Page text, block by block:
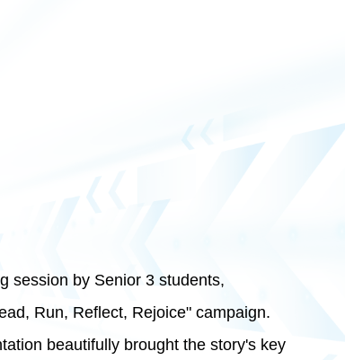
session by Senior 3 students,
Run, Reflect, Rejoice" campaign.
beautifully brought the story's key